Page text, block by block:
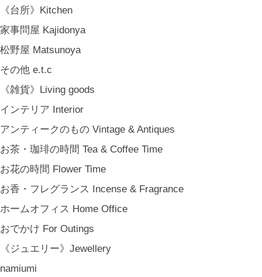
《台所》Kitchen
家事問屋 Kajidonya
松野屋 Matsunoya
その他 e.t.c
《雑貨》Living goods
インテリア Interior
アンティークのもの Vintage & Antiques
お茶・珈琲の時間 Tea & Coffee Time
お花の時間 Flower Time
お香・フレグランス Incense & Fragrance
ホームオフィス Home Office
おでかけ For Outings
《ジュエリー》Jewellery
namiumi